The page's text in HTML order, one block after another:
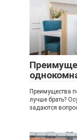
Преимущества
лучше брать?
задаются